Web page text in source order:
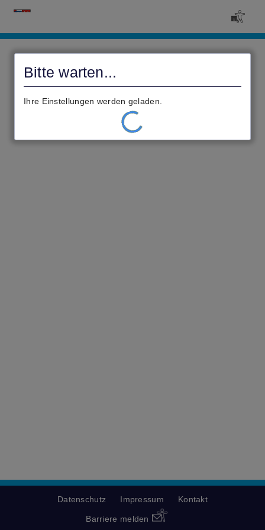
Bitte warten...
Ihre Einstellungen werden geladen.
Datenschutz Impressum Kontakt
Barriere melden